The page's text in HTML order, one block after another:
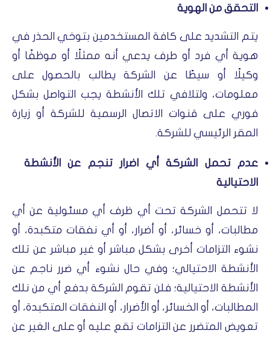
التحقق من الهوية
يتم التشديد على كافة المستخدمين بتوخي الحذر في
هوية أي فرد أو طرف يدعي أنه ممثلًا أو موظفًا أو
وكيلًا أو سيطًا عن الشركة يطالب بالحصول على
معلومات، ولتلافي تلك الأنشطة يجب التواصل بشكل
فوري على قنوات الاتصال الرسمية للشركة أو زيارة
المقر الرئيسي للشركة.
عدم تحمل الشركة أي اضرار تنجم عن الأنشطة
الاحتيالية
لا تتحمل الشركة تحت أي ظرف أي مسئولية عن أي
مطالبات، أو خسائر، أو أضرار، أو أي نفقات متكبدة، أو
نشوء التزامات أخرى بشكل مباشر أو غير مباشر عن تلك
الأنشطة الاحتيالي؛ وفي حال نشوء أي ضرر ناجم عن
الأنشطة الاحتيالية؛ فلن تقوم الشركة بدفع أي من نلك
المطالبات، أو الخسائر، أو الأضرار، أو النفقات المتكبدة، أو
تعويض المتضرر عن التزامات تقع عليه أو على الغير عن